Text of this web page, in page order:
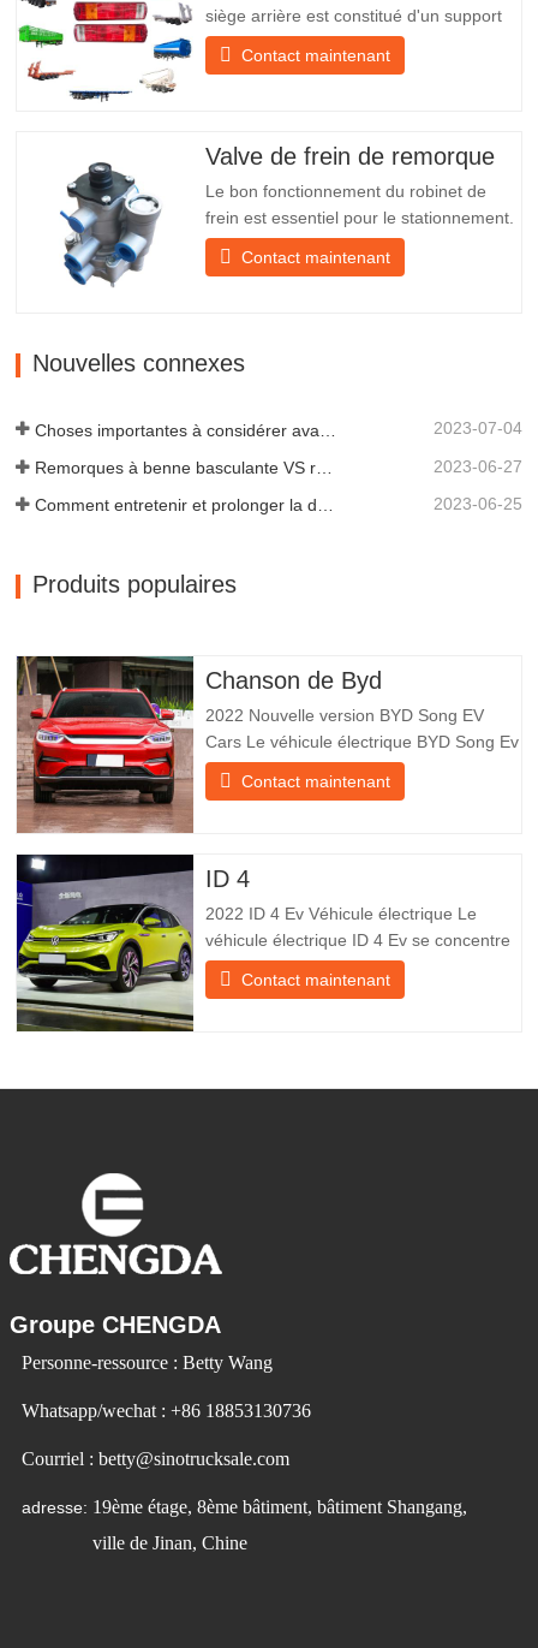
siège arrière est constitué d'un support
en fer, beaucoup plus résistant que
d'autres matériaux. Des vis et des écrous
l'abat-jour pour mieux protéger l'abat-jour
Contact maintenant
Valve de frein de remorque
Le bon fonctionnement du robinet de
frein est essentiel pour le stationnement.
Il assure un freinage en douceur de la
remorque. Fondée en 2005, Chengda
scientifiques et une équipe…
Contact maintenant
Nouvelles connexes
2023-07-04
2023-06-27
Comment entretenir et prolonger la durée de vie des remorques à benne basculante ? 2023-06-25
Produits populaires
Chanson de Byd
2022 Nouvelle version BYD Song EV
Cars Le véhicule électrique BYD Song Ev
se concentre sur l’expérience client et le
développement de produits pour
populaires. BYD Song Ev Electric Vehicle
Contact maintenant
ID 4
2022 ID 4 Ev Véhicule électrique Le
véhicule électrique ID 4 Ev se concentre
sur l’expérience client et le
développement de produits pour
Contact maintenant
Groupe CHENGDA
Personne-ressource : Betty Wang
Whatsapp/wechat : +86 18853130736
Courriel : betty@sinotrucksale.com
adresse: 19ème étage, 8ème bâtiment, bâtiment Shangang,
ville de Jinan, Chine